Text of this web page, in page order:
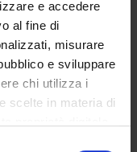
e accedere
al fine di
misurare
e sviluppare
chi utilizza i
scelte in materia di
future e
nella scrittura
perfetto, condizionali
Inoltre, profili
e relazioni
vengono